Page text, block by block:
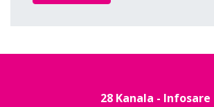
28 Kanala - Infosare